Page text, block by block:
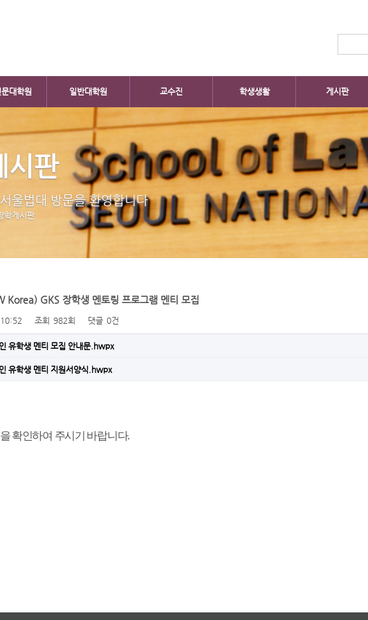
대학원 일반대학원 교수진 학생생활 게시판
시판
울법대 방문을 환영합니다
학게시판
Korea) GKS 장학생 멘토링 프로그램 멘티 모집
조회 982회 댓글 0건
유학생 멘티 모집 안내문.hwpx
유학생 멘티 지원서양식.hwpx
확인하여 주시기 바랍니다.